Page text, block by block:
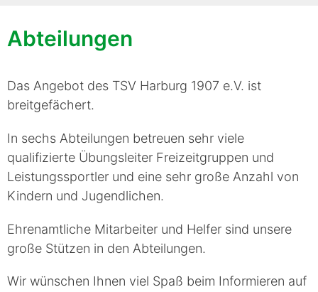
Abteilungen
Das Angebot des TSV Harburg 1907 e.V. ist
breitgefächert.
In sechs Abteilungen betreuen sehr viele
qualifizierte Übungsleiter Freizeitgruppen und
Leistungssportler und eine sehr große Anzahl von
Kindern und Jugendlichen.
Ehrenamtliche Mitarbeiter und Helfer sind unsere
große Stützen in den Abteilungen.
Wir wünschen Ihnen viel Spaß beim Informieren auf